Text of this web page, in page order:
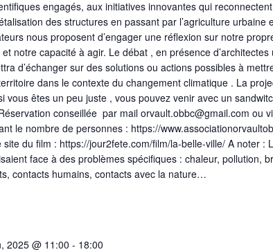
engagés, aux initiatives innovantes qui
des structures en passant par l’agriculture urbaine
nous proposent d’engager une réflexion sur notre
notre capacité à agir. Le débat , en présence
d’échanger sur des solutions ou actions possibles à
dans le contexte du changement climatique . La
vous êtes un peu juste , vous pouvez venir avec un
conseillée par mail orvault.obbc@gmail.com ou
le nombre de personnes : https://
site du film : https://jour2fete.com/film/la-belle-ville/ A noter :
face à des problèmes spécifiques : chaleur, pollution,
contacts humains, contacts avec la nature…
2025 @ 11:00 - 18:00